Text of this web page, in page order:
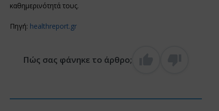
καθημερινότητά τους.
Πηγή: healthreport.gr
Πώς σας φάνηκε το άρθρο;